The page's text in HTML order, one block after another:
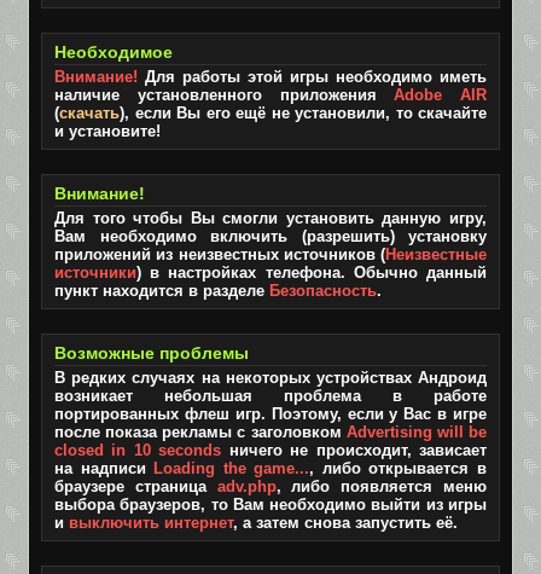
Необходимое
Внимание! Для работы этой игры необходимо иметь
наличие установленного приложенияAdobe AIR
(скачать), если Вы его ещё не установили, то скачайте
и установите!
Внимание!
Для того чтобы Вы смогли установить данную игру,
Вам необходимо включить (разрешить) установку
приложений из неизвестных источников (Неизвестные
источники) в настройках телефона. Обычно данный
пункт находится в разделе Безопасность.
Возможные проблемы
В редких случаях на некоторых устройствах Андроид
возникает небольшая проблема в работе
портированных флеш игр. Поэтому, если у Вас в игре
после показа рекламы с заголовком Advertising will be
closed in 10 seconds ничего не происходит, зависает
на надписи Loading the game..., либо открывается в
браузере страница adv.php, либо появляется меню
выбора браузеров, то Вам необходимо выйти из игры
и выключить интернет, а затем снова запустить её.